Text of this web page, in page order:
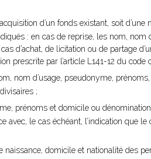
d’un fonds existant, soit
: en cas de reprise, les nom,
d’achat, de licitation ou de partage
prescrite par l’article L141-12 du code
nom d’usage, pseudonyme,
;
prénoms et domicile ou
le cas échéant, l’indication que
domicile et nationalité des